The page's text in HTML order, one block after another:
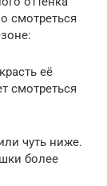
смотреться
её
смотреться
чуть ниже.
более